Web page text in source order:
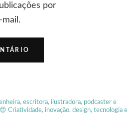
por
mail.
escritora, ilustradora, podcaster e
😍 Criatividade, inovação, design, tecnologia e